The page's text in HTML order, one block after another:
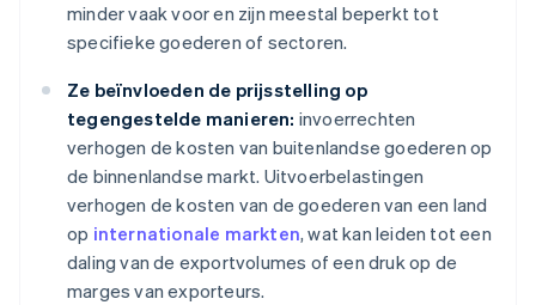
minder vaak voor en zijn meestal beperkt tot
specifieke goederen of sectoren.
Ze beïnvloeden de prijsstelling op
tegengestelde manieren: invoerrechten
verhogen de kosten van buitenlandse goederen op
de binnenlandse markt. Uitvoerbelastingen
verhogen de kosten van de goederen van een land
op internationale markten, wat kan leiden tot een
daling van de exportvolumes of een druk op de
marges van exporteurs.